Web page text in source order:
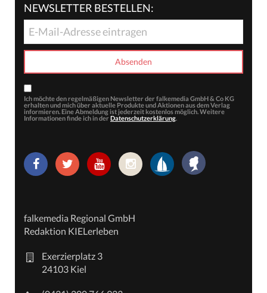
NEWSLETTER BESTELLEN:
Ich möchte den regelmäßigen Newsletter der falkemedia GmbH & Co KG
erhalten und mich über aktuelle Produkte und Aktionen aus dem Verlag
informieren. Eine Abmeldung ist jederzeit kostenlos möglich. Weitere
Informationen finde ich in der Datenschutzerklärung.
falkemedia Regional GmbH
Redaktion KIELerleben
Exerzierplatz 3
24103 Kiel